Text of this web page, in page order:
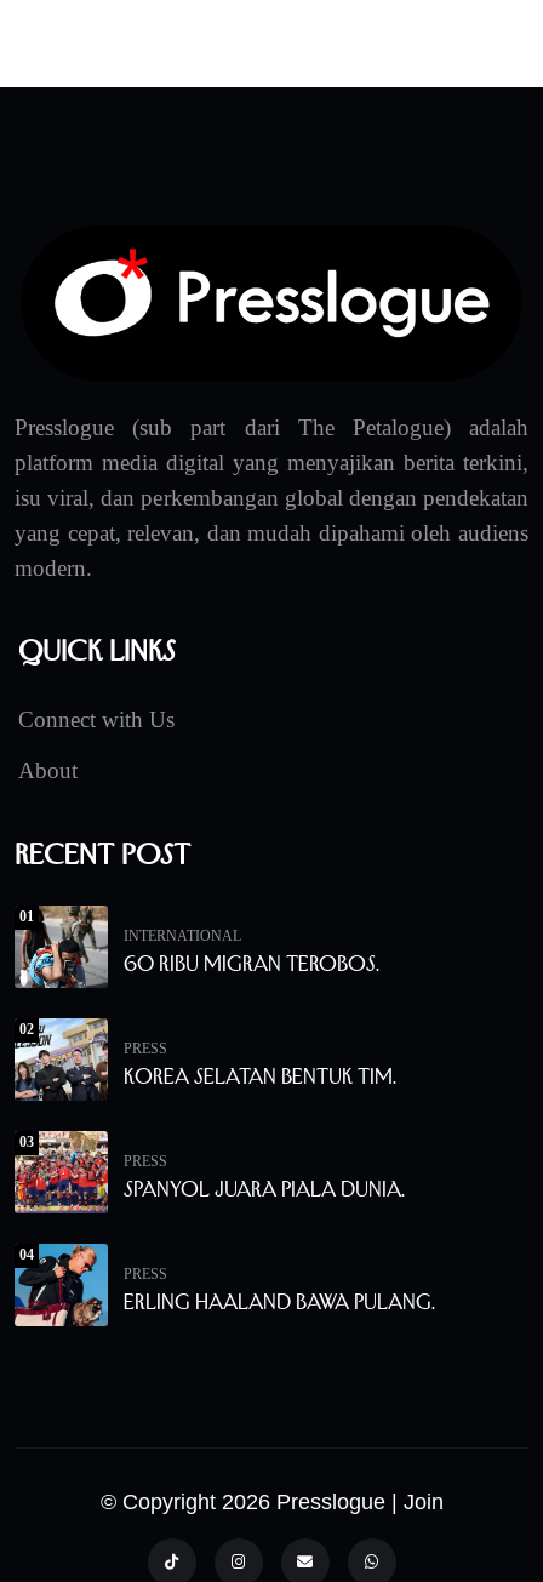
Presslogue (sub part dari The Petalogue) adalah
platform media digital yang menyajikan berita terkini,
isu viral, dan perkembangan global dengan pendekatan
yang cepat, relevan, dan mudah dipahami oleh audiens
modern.
Quick Links
Connect with Us
About
Recent Post
01
INTERNATIONAL
60 Ribu Migran Terobos.
02
PRESS
Korea Selatan Bentuk Tim.
03
PRESS
Spanyol Juara Piala Dunia.
04
PRESS
Erling Haaland Bawa Pulang.
© Copyright 2026 Presslogue | Join